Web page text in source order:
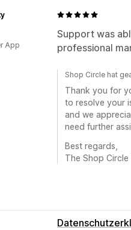
Support was
professional
App
Shop Circle hat
Thank you for
to resolve your
and we
need further
Best regards,
The Shop Circle